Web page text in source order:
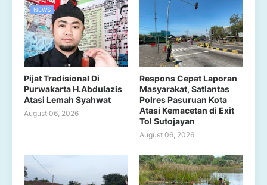
NEWS
Pijat Tradisional Di
Purwakarta H.Abdulazis
Atasi Lemah Syahwat
August 06, 2026
Respons Cepat Laporan
Masyarakat, Satlantas
Polres Pasuruan Kota
Atasi Kemacetan di Exit
Tol Sutojayan
August 06, 2026